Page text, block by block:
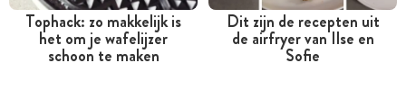
Tophack: zo makkelijk is
het om je wafelijzer
schoon te maken
Dit zijn de recepten uit
de airfryer van Ilse en
Sofie